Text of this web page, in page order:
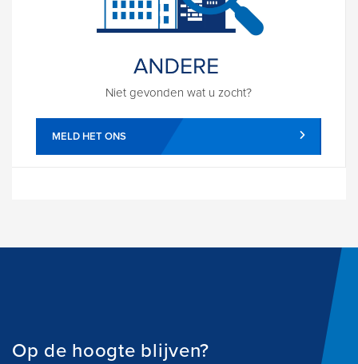
Niet gevonden wat u zocht?
MELD HET ONS
Op de hoogte blijven?